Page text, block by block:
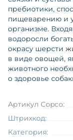
пребиотики,
пищеварению и
организме.
водоросли
окрасу шерсти
в виде овощей,
животного
о здоровье
Артикул Copco:
Штрихкод:
Категория: